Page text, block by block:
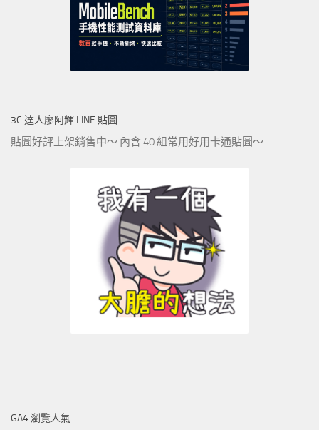
3C 達人廖阿輝 LINE 貼圖
貼圖好評上架銷售中～ 內含 40 組常用好用卡通貼圖～
GA4 瀏覽人氣